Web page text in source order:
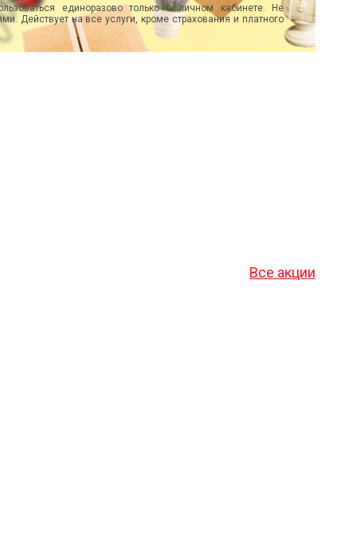
единоразово только в личном кабинете. Не
Действует на все услуги, кроме страхования и платного
Все акции